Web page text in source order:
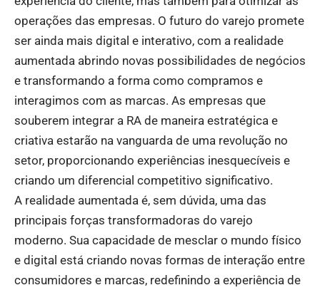
operações das empresas. O futuro do varejo promete
ser ainda mais digital e interativo, com a realidade
aumentada abrindo novas possibilidades de negócios
e transformando a forma como compramos e
interagimos com as marcas. As empresas que
souberem integrar a RA de maneira estratégica e
criativa estarão na vanguarda de uma revolução no
setor, proporcionando experiências inesquecíveis e
criando um diferencial competitivo significativo.
A realidade aumentada é, sem dúvida, uma das
principais forças transformadoras do varejo
moderno. Sua capacidade de mesclar o mundo físico
e digital está criando novas formas de interação entre
consumidores e marcas, redefinindo a experiência de